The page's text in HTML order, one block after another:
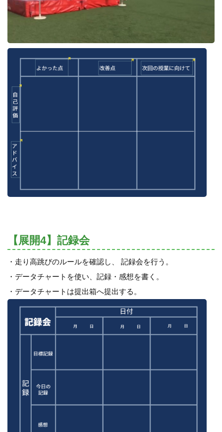
【展開4】記録会
・走り高跳びのルールを確認し、 記録会を行う。
・データチャートを使い、記録・感想を書く。
・データチャートは提出箱へ提出する。